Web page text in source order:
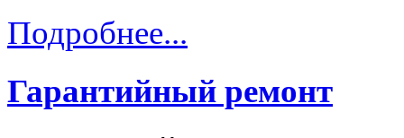
Подробнее...
Гарантийный ремонт